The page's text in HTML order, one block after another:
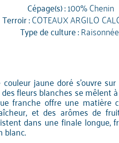
Cépage(s) :100% Chenin
Terroir :COTEAUX ARGILO
Type de culture :Raisonnée
jaune doré s'ouvre
fleurs blanches se mêlent
franche offre une matière
et des arômes de
dans une finale longue,
blanc.